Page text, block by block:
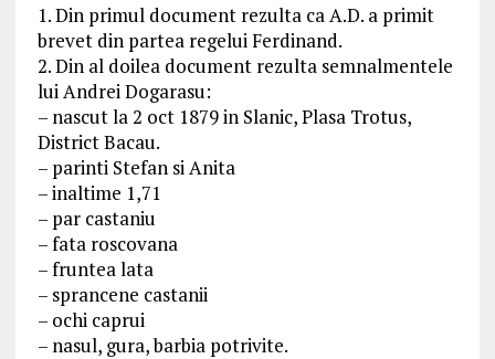
1. Din primul document rezulta ca A.D. a primit
brevet din partea regelui Ferdinand.
2. Din al doilea document rezulta semnalmentele
lui Andrei Dogarasu:
– nascut la 2 oct 1879 in Slanic, Plasa Trotus,
District Bacau.
– parinti Stefan si Anita
– inaltime 1,71
– par castaniu
– fata roscovana
– fruntea lata
– sprancene castanii
– ochi caprui
– nasul, gura, barbia potrivite.